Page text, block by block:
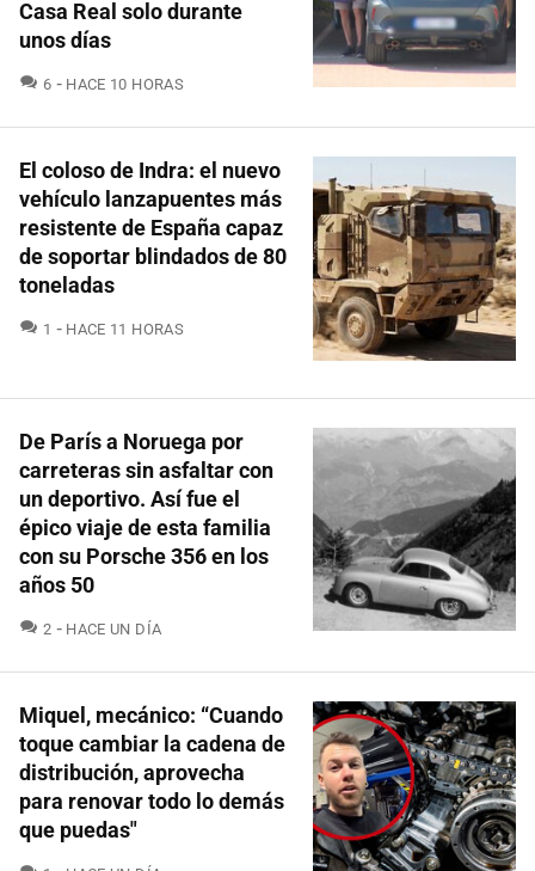
Casa Real solo durante
unos días
6 COMENTARIOS
HACE 10 HORAS
El coloso de Indra: el nuevo
vehículo lanzapuentes más
resistente de España capaz
de soportar blindados de 80
toneladas
1 COMENTARIOS
HACE 11 HORAS
De París a Noruega por
carreteras sin asfaltar con
un deportivo. Así fue el
épico viaje de esta familia
con su Porsche 356 en los
años 50
2 COMENTARIOS
HACE UN DÍA
Miquel, mecánico: “Cuando
toque cambiar la cadena de
distribución, aprovecha
para renovar todo lo demás
que puedas"